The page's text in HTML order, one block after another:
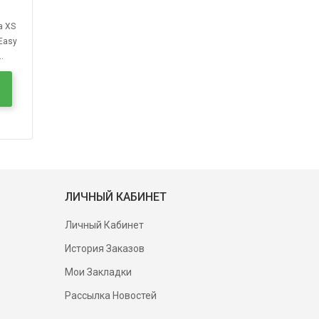
XS
ЛИЧНЫЙ КАБИНЕТ
Личный Кабинет
История Заказов
Мои Закладки
Рассылка Новостей